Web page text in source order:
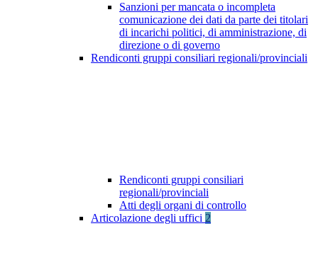
Sanzioni per mancata o incompleta
comunicazione dei dati da parte dei titolari
di incarichi politici, di amministrazione, di
direzione o di governo
Rendiconti gruppi consiliari regionali/provinciali
Rendiconti gruppi consiliari
regionali/provinciali
Atti degli organi di controllo
Articolazione degli uffici 2